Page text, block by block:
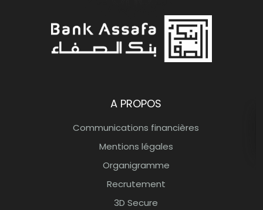
Bank Assafa Banque
A PROPOS
Communications financières
Mentions légales
Organigramme
Recrutement
3D Secure